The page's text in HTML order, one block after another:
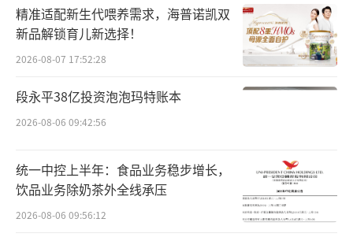
告期内新高。
然而，2025财年，形势急转直下。公司全
利则大幅下滑30.01%至6.47亿元，盈利水平不
仅低于2024年的高点，甚至略低于2023年的6.
技的净利润几乎回到了原点。
精准适配新生代喂养需求，海普诺凯双
新品解锁育儿新选择！
2026-08-07 17:52:28
段永平38亿投资泡泡玛特账本
2026-08-06 09:42:56
统一中控上半年：食品业务稳步增长，
饮品业务除奶茶外全线承压
2026-08-06 09:56:12